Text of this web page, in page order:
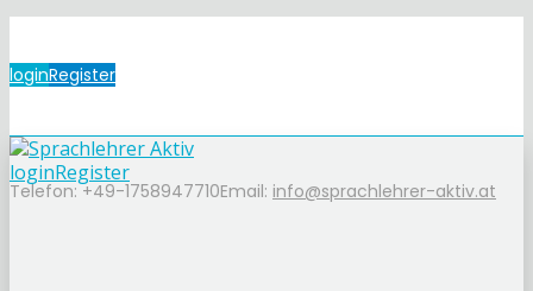
loginRegister
Telefon: +49-1758947710Email: info@sprachlehrer-aktiv.at
loginRegister